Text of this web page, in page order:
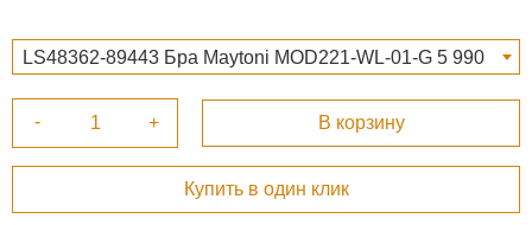
LS48362-89443 Бра Maytoni MOD221-WL-01-G 5 990